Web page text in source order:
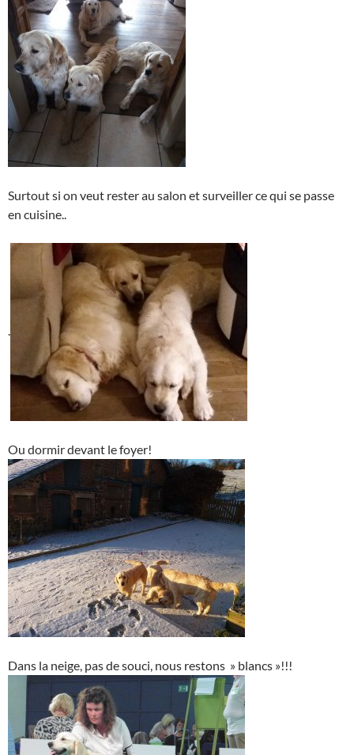
Surtout si on veut rester au salon et surveiller ce qui se passe
en cuisine..
.
Ou dormir devant le foyer!
Dans la neige, pas de souci, nous restons » blancs »!!!